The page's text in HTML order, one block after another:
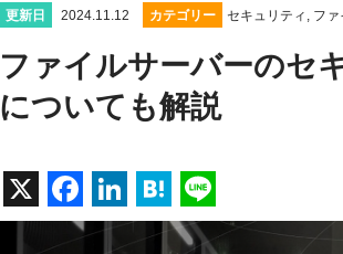
更新日 2024.11.12 カテゴリー セキュリティ ファ
ファイルサーバーのセ
についても解説
X
F
a
Li
n
H
at n